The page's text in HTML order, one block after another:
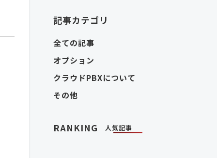
記事カテゴリ
全ての記事
オプション
クラウドPBXについて
その他
RANKING 人気記事